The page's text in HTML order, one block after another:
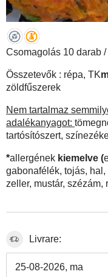
Csomagolás 10 darab /
Összetevők : répa, TK
zöldfűszerek
Nem tartalmaz
adalékanyagot:
tartósítószert,
*allergének kiemelve (
gabonafélék, tojás,
zeller, mustár, szézám,
Livrare: